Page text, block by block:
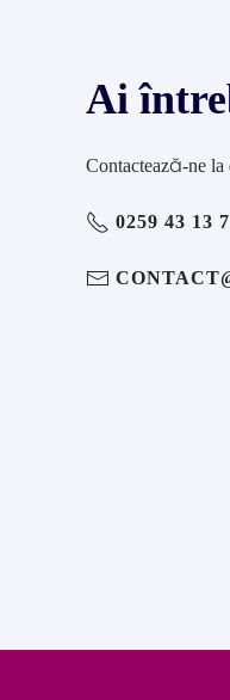
Ai
Contactează-ne la
0259 43 13